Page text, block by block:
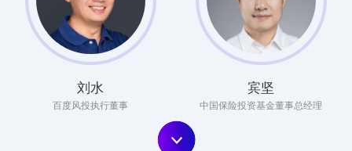
刘水
百度风投执行董事
宾坚
中国保险投资基金董事总经理